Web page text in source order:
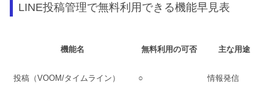
LINE投稿管理で無料利用できる機能早見表
機能名 無料利用の可否 主な用途
投稿（VOOM/タイムライン） ○ 情報発信